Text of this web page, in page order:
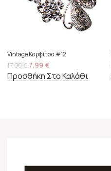
Vintage Καρφίτσα #12
17,00€ 7,99 €
Προσθήκη Στο Καλάθι